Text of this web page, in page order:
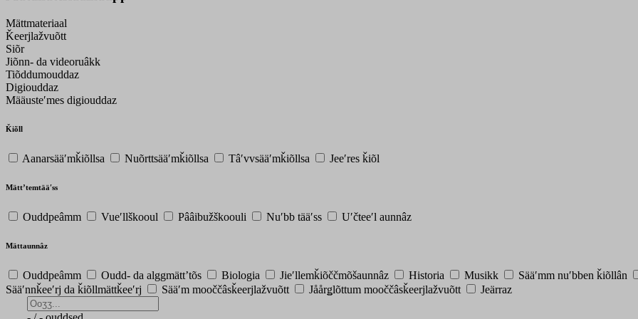
Mättmateriaal
Ǩeerjlažvuõtt
Siõr
Jiõnn- da videoruâkk
Tiõddumouddaz
Digiouddaz
Määusteʹmes digiouddaz
Ǩiõll
Aanarsääʹmǩiõllsa Nuõrttsääʹmǩiõllsa Tâʹvvsääʹmǩiõllsa Jeeʹres ǩiõl
Mättʼtemtääʹss
Ouddpeâmm Vueʹllškooul Pââibužškoouli Nuʹbb tääʹss Uʹčteeʹl aunnâz
Mättaunnâz
Ouddpeâmm Oudd- da alggmättʼtõs Biologia Jieʹllemǩiõččmõšaunnâz Historia Musikk Sääʹmm nuʹbben ǩiõllân
Sääʹnnǩeeʹrj da ǩiõllmättǩeeʹrj
Sääʹm mooččâsǩeerjlažvuõtt Jåårǥlõttum mooččâsǩeerjlažvuõtt Jeärraz